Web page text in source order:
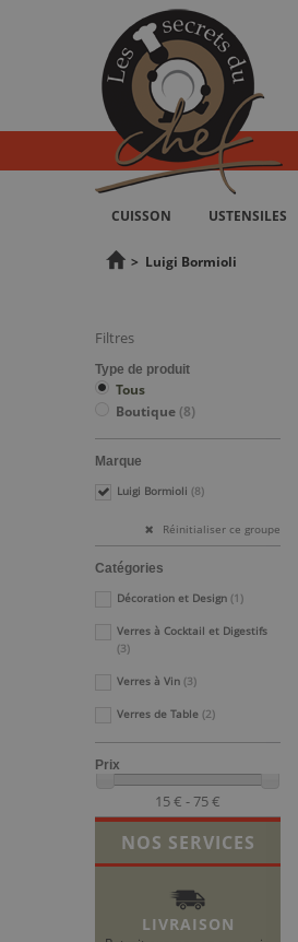
CUISSON USTENSILES
> Luigi Bormioli
Filtres
Type de produit
Tous
Boutique (8)
Marque
Luigi Bormioli (8)
Réinitialiser ce groupe
Catégories
Décoration et Design (1)
Verres à Cocktail et Digestifs
(3)
Verres à Vin (3)
Verres de Table (2)
Prix
15 € - 75 €
NOS SERVICES
LIVRAISON